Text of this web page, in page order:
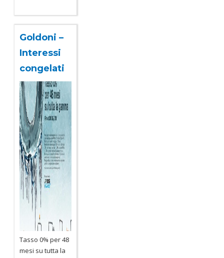
Goldoni –
Interessi
congelati
Tasso 0% per 48
mesi su tutta la